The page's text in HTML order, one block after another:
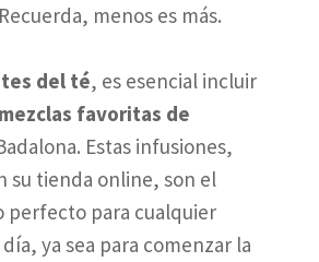
menos es más.
del té, es esencial incluir
mezclas favoritas de
Estas infusiones,
su tienda online, son el
perfecto para cualquier
ya sea para comenzar la